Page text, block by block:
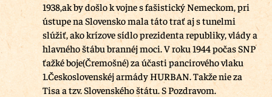
1938,ak by došlo k vojne s fašistický Nemeckom, pri
ústupe na Slovensko mala táto trať aj s tunelmi
slúžiť, ako krízove sídlo prezidenta republiky, vlády a
hlavného štábu brannéj moci. V roku 1944 počas SNP
ťažké boje(Čremošné) za účasti pancirového vlaku
1.Československéj armády HURBAN. Takže nie za
Tisa a tzv. Slovenského štátu. S Pozdravom.